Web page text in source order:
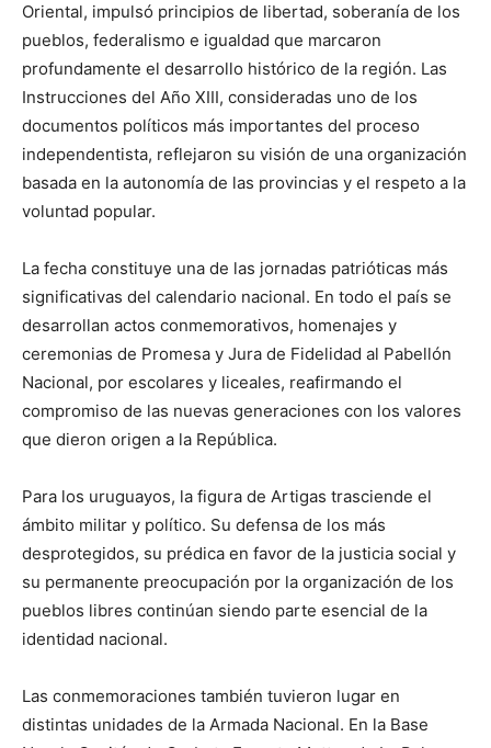
Oriental, impulsó principios de libertad, soberanía de los
pueblos, federalismo e igualdad que marcaron
profundamente el desarrollo histórico de la región. Las
Instrucciones del Año XIII, consideradas uno de los
documentos políticos más importantes del proceso
independentista, reflejaron su visión de una organización
basada en la autonomía de las provincias y el respeto a la
voluntad popular.
La fecha constituye una de las jornadas patrióticas más
significativas del calendario nacional. En todo el país se
desarrollan actos conmemorativos, homenajes y
ceremonias de Promesa y Jura de Fidelidad al Pabellón
Nacional, por escolares y liceales, reafirmando el
compromiso de las nuevas generaciones con los valores
que dieron origen a la República.
Para los uruguayos, la figura de Artigas trasciende el
ámbito militar y político. Su defensa de los más
desprotegidos, su prédica en favor de la justicia social y
su permanente preocupación por la organización de los
pueblos libres continúan siendo parte esencial de la
identidad nacional.
Las conmemoraciones también tuvieron lugar en
distintas unidades de la Armada Nacional. En la Base